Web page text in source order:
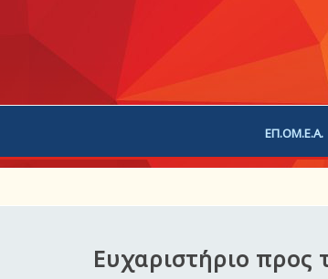
ΕΠ.ΟΜ.Ε.Α.
Ευχαριστήριο προς